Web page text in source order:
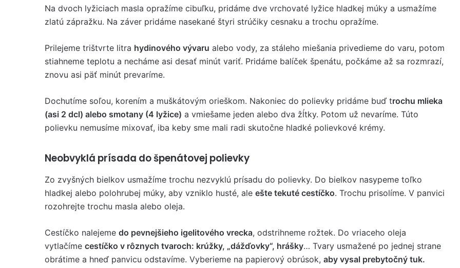
Na dvoch lyžiciach masla opražíme cibuľku, pridáme dve vrchovaté lyžice hladkej múky a usmažíme
zlatú zápražku. Na záver pridáme nasekané štyri strúčiky cesnaku a trochu opražíme.
Prilejeme trištvrte litra hydinového vývaru alebo vody, za stáleho miešania privedieme do varu, potom
stiahneme teplotu a necháme asi desať minút variť. Pridáme balíček špenátu, počkáme až sa rozmrazí,
znovu asi päť minút prevaríme.
Dochutíme soľou, korením a muškátovým orieškom. Nakoniec do polievky pridáme buď trochu mlieka
(asi 2 dcl) alebo smotany (4 lyžice) a vmiešame jeden alebo dva žĺtky. Potom už nevaríme. Túto
polievku nemusíme mixovať, iba keby sme mali radi skutočne hladké polievkové krémy.
Neobvyklá prísada do špenátovej polievky
Zo zvyšných bielkov usmažíme trochu nezvyklú prísadu do polievky. Do bielkov nasypeme toľko
hladkej alebo polohrubej múky, aby vzniklo husté, ale ešte tekuté cestíčko. Trochu prisolíme. V panvici
rozohrejte trochu masla alebo oleja.
Cestíčko nalejeme do pevnejšieho igelitového vrecka, odstrihneme rožtek. Do vriaceho oleja
vytlačíme cestíčko v rôznych tvaroch: krúžky, „dážďovky“, hrášky… Tvary usmažené po jednej strane
obrátime a hneď panvicu odstavíme. Vyberieme na papierový obrúsok, aby vysal prebytočný tuk.